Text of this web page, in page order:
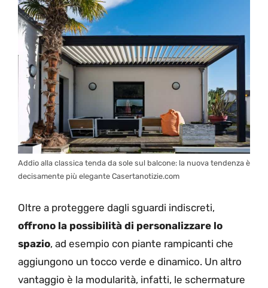
Addio alla classica tenda da sole sul balcone: la nuova tendenza è
decisamente più elegante Casertanotizie.com
Oltre a proteggere dagli sguardi indiscreti,
offrono la possibilità di personalizzare lo
spazio, ad esempio con piante rampicanti che
aggiungono un tocco verde e dinamico. Un altro
vantaggio è la modularità, infatti, le schermature